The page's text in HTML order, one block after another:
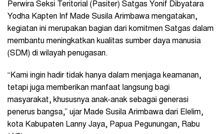
Perwira Seksi Teritorial (Pasiter) Satgas Yonif Dibyatara
Yodha Kapten Inf Made Susila Arimbawa mengatakan,
kegiatan ini merupakan bagian dari komitmen Satgas dalam
membantu meningkatkan kualitas sumber daya manusia
(SDM) di wilayah penugasan.
“Kami ingin hadir tidak hanya dalam menjaga keamanan,
tetapi juga memberikan manfaat langsung bagi
masyarakat, khususnya anak-anak sebagai generasi
penerus bangsa,” ujar Made Susila Arimbawa dari Elelim,
kota Kabupaten Lanny Jaya, Papua Pegunungan, Rabu